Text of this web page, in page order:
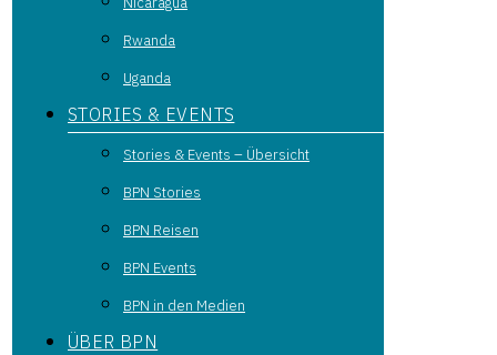
Rwanda
Uganda
STORIES & EVENTS
Stories & Events – Übersicht
BPN Stories
BPN Reisen
BPN Events
BPN in den Medien
ÜBER BPN